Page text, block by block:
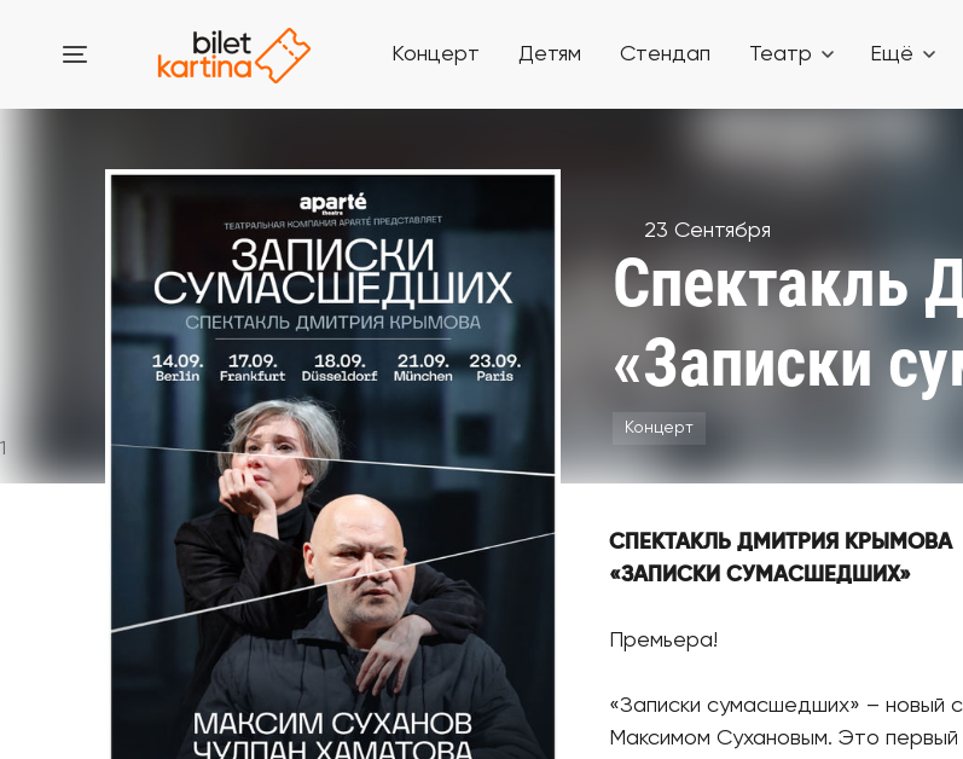
Концерт Детям Стендап Театр Ещё
1
23 Сентября
Спектакль
«Записки
Концерт
СПЕКТАКЛЬ ДМИТРИЯ КРЫМОВА
«ЗАПИСКИ СУМАСШЕДШИХ»
Премьера!
«Записки сумасшедших» – новый
Максимом Сухановым. Это